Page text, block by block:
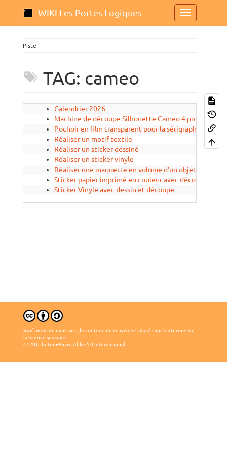
WIKI Les Portes Logiques
Piste
TAG: cameo
Calendrier 2026
Machine de découpe Silhouette Cameo 4 pro
Pochoir en film transparent pour la sérigraphie
Réaliser un motif textile
Réaliser un sticker dessiné
Réaliser un sticker vinyle
Réaliser une maquette en volume d'un objet 3D
Sticker papier imprimé en couleur avec découpe
Sticker Vinyle avec dessin et découpe
Sauf mention contraire, le contenu de ce wiki est placé sous les termes de
la licence suivante :
CC Attribution-Share Alike 4.0 International